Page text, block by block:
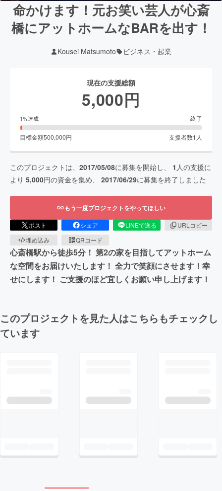
命かけます！元お笑い芸人が心斎
橋にアットホームなBARを出す！
Kousei Matsumoto ビジネス・起業
現在の支援総額
5,000円
1%達成 終了
目標金額500,000円 支援者数1 人
このプロジェクトは、 2017/05/08に募集を開始し、 1 人の支援に
より 5,000円の資金を集め、 2017/06/29に募集を終了しました
もう一度プロジェクトをやってほしい
ポスト シェア LINEで送る
URLコピー
埋め込み
QRコード
心斎橋駅から徒歩5分！ 第2の家を目指してアットホーム
な空間をお届けいたします！ 全力で笑顔にさせます！幸
せにします！ ご支援のほど宜しくお願い申し上げます！
このプロジェクトを見た人はこちらもチェックし
ています